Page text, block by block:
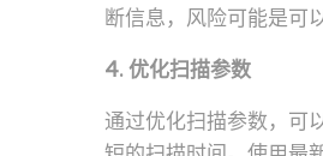
断信息，风险可能是可
4. 优化扫描参数
通过优化扫描参数，可